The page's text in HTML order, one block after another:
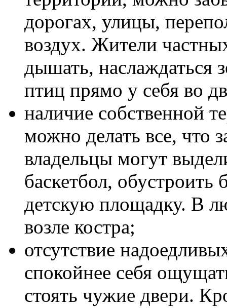
дорогах, улицы,
воздух. Жители
дышать, наслаждаться
птиц прямо у себя во
наличие собственной
можно делать все, что
владельцы могут
баскетбол, обустроить
детскую площадку. В
возле костра;
отсутствие
спокойнее себя
стоять чужие двери.